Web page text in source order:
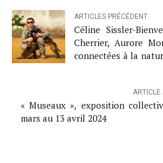
ARTICLES PRÉCÉDENT
Céline Sissler-
Cherrier, Aurore
connectées à la
ARTICLE
« Museaux », exposition
mars au 13 avril 2024